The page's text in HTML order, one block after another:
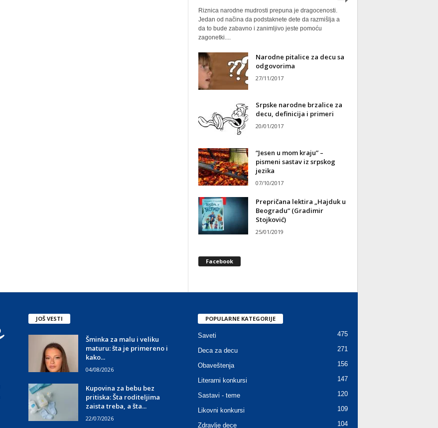
Riznica narodne mudrosti prepuna je dragocenosti.
Jedan od načina da podstaknete dete da razmišlja a
da to bude zabavno i zanimljivo jeste pomoću
zagonetki....
Narodne pitalice za decu sa
odgovorima
27/11/2017
Srpske narodne brzalice za
decu, definicija i primeri
20/01/2017
“Jesen u mom kraju” –
pismeni sastav iz srpskog
jezika
07/10/2017
Prepričana lektira „Hajduk u
Beogradu“ (Gradimir
Stojković)
25/01/2019
Facebook
JOŠ VESTI
Šminka za malu i veliku
maturu: šta je primereno i
kako...
04/08/2026
Kupovina za bebu bez
pritiska: Šta roditeljima
zaista treba, a šta...
22/07/2026
POPULARNE KATEGORIJE
Saveti 475
Deca za decu 271
Obaveštenja 156
Literarni konkursi 147
Sastavi - teme 120
Likovni konkursi 109
Zdravlje dece 104